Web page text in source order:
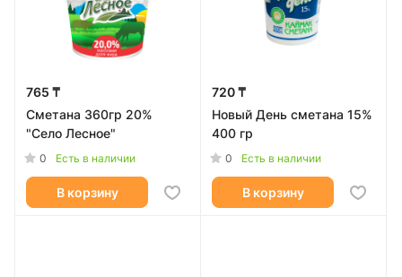
765 ₸
Сметана 360гр 20%
"Село Лесное"
0 Есть в наличии
В корзину
720 ₸
Новый День сметана 15%
400 гр
0 Есть в наличии
В корзину